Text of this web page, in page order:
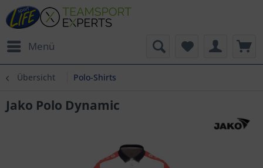
Menü
Übersicht Polo-Shirts
Jako Polo Dynamic